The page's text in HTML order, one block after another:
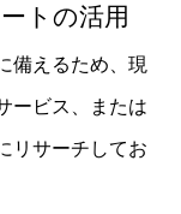
トの活用
備えるため、現
ービス、または
リサーチしてお